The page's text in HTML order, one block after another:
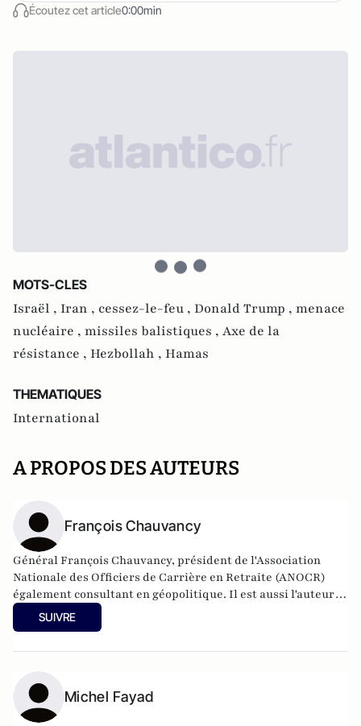
Écoutez cet article0:00min
MOTS-CLES
Israël , Iran , cessez-le-feu , Donald Trump , menace
nucléaire , missiles balistiques , Axe de la
résistance , Hezbollah , Hamas
THEMATIQUES
International
A PROPOS DES AUTEURS
François Chauvancy
Général François Chauvancy, président de l'Association
Nationale des Officiers de Carrière en Retraite (ANOCR)
également consultant en géopolitique. Il est aussi l'auteur
de « Blocus du Qatar : l’offensive manquée. Guerre de
l’information, jeux d’influence, affrontement économique
SUIVRE
Michel Fayad